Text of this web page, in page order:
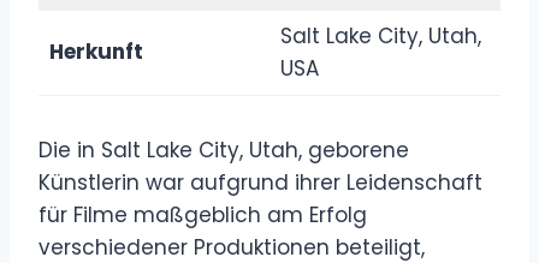
Herkunft
Salt Lake City, Utah,
USA
Die in Salt Lake City, Utah, geborene
Künstlerin war aufgrund ihrer Leidenschaft
für Filme maßgeblich am Erfolg
verschiedener Produktionen beteiligt,